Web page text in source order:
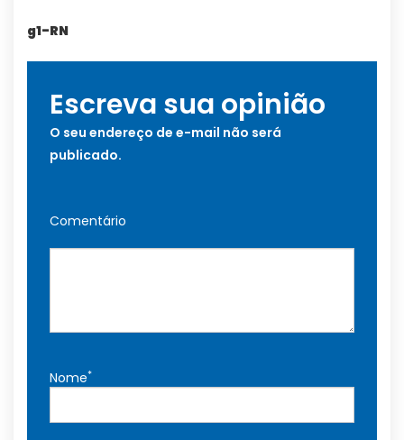
g1-RN
Escreva sua opinião
O seu endereço de e-mail não será
publicado.
Comentário
Nome*